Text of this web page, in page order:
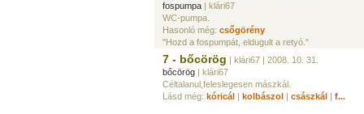
fospumpa | klári67
WC-pumpa.
Hasonló még: csőgörény
"Hozd a fospumpát, eldugult a retyó."
7 - bőcörög | klári67 | 2008. 10. 31.
bőcörög | klári67
Céltalanul,feleslegesen mászkál.
Lásd még: kóricál | kolbászol | császkál | f...